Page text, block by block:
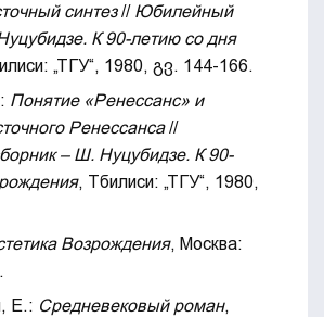
синтез// Юбилейный
К 90-летию со дня
„ТГУ“, 1980, გვ. 144-166.
Понятие «Ренессанс» и
Ренессанса//
– Ш. Нуцубидзе. К 90-
, Тбилиси: „ТГУ“, 1980,
Возрождения, Москва:
Е.: Средневековый роман,